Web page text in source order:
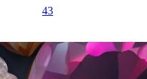
43